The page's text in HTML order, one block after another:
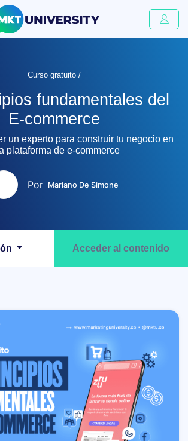
Curso gratuito /
fundamentales del
E-commerce​
un experto para construir tu negocio en
plataforma de e-commerce
Por Mariano De Simone
Acceder al contenido